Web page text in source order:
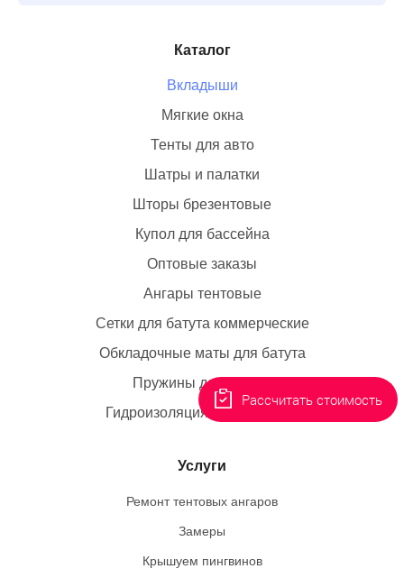
Каталог
Вкладыши
Мягкие окна
Тенты для авто
Шатры и палатки
Шторы брезентовые
Купол для бассейна
Оптовые заказы
Ангары тентовые
Сетки для батута коммерческие
Обкладочные маты для батута
Пружины для батута
Гидроизоляция резервуаров
Услуги
Ремонт тентовых ангаров
Замеры
Крышуем пингвинов
Рассчитать стоимость